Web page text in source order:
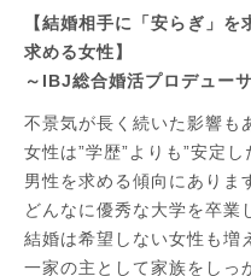
【結婚相手に「安らぎ」
求める女性】
～IBJ総合婚活プロデュー
不景気が長く続いた影響も
女性は”学歴”よりも”安定
男性を求める傾向にありま
どんなに優秀な大学を卒業
結婚は希望しない女性も増
一家の主として家族をしっ